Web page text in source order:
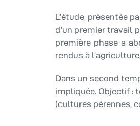
L’étude, présentée
d’un premier travail
première phase a
rendus à
Dans un second
impliquée. Objectif :
(cultures pérennes,